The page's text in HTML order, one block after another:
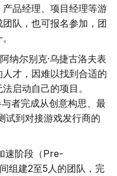
品经理、项目经理等游
队，也可报名参加，团
纳尔别克·乌捷古洛夫表
才，因难以找到合适的
启动自己的项目。
者完成从创意构思、最
试到对接游戏发行商的
速阶段（Pre-
组建2至5人的团队，完